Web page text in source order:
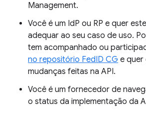
Management.
Você é um IdP ou RP e quer
adequar ao seu caso de uso.
tem acompanhado ou
no repositório FedID CG e quer
mudanças feitas na API.
Você é um fornecedor de
o status da implementação da